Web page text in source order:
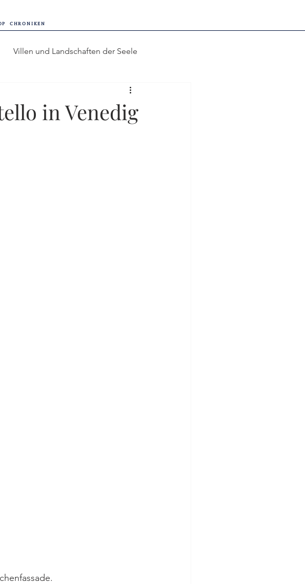
CHRONIKEN
Villen und Landschaften der Seele
Vicenza in Filigran
in Venedig